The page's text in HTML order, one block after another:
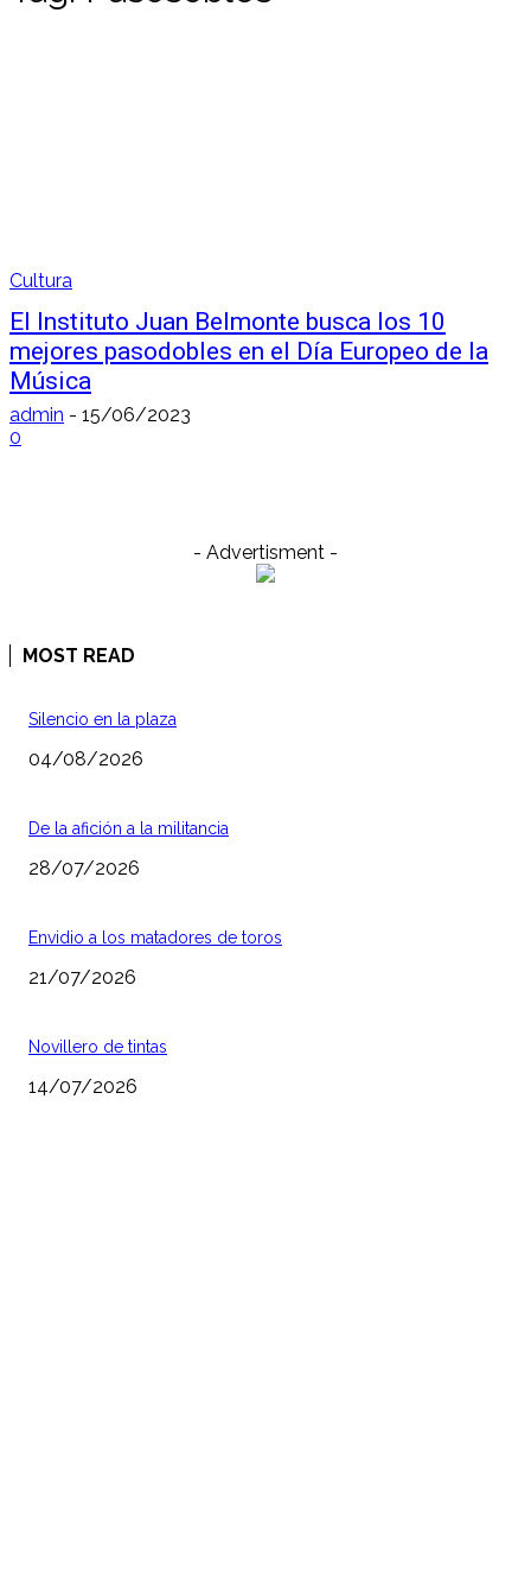
Cultura
El Instituto Juan Belmonte busca los 10
mejores pasodobles en el Día Europeo de la
Música
admin - 15/06/2023
0
- Advertisment -
MOST READ
Silencio en la plaza
04/08/2026
De la afición a la militancia
28/07/2026
Envidio a los matadores de toros
21/07/2026
Novillero de tintas
14/07/2026